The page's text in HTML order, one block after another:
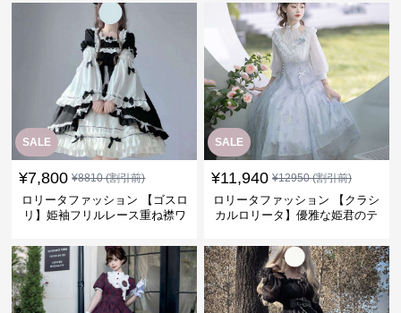
SALE
¥7,800 ¥8810(割引前)
ロリータファッション 【ゴスロ
リ】姫袖フリルレース重ね襟ワ
SALE
¥11,940 ¥12950(割引前)
ロリータファッション 【クラシ
カルロリータ】優雅な姫君のテ